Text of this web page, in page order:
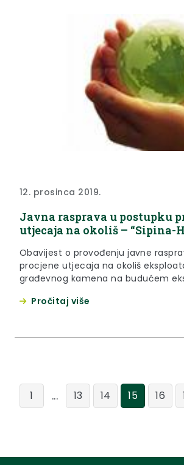
12. prosinca 2019.
Javna rasprava u postupku
utjecaja na okoliš – “Sipina-
Obavijest o provođenju javne
procjene utjecaja na okoliš
građevnog kamena na budućem
Krapinsko-zagorska županija.
Pročitaj više
1 ... 13 14 15 16